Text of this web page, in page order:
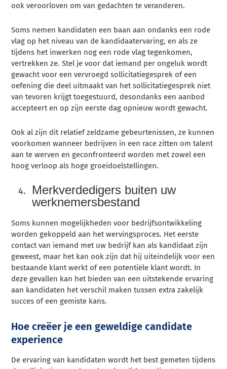
ook veroorloven om van gedachten te veranderen.
Soms nemen kandidaten een baan aan ondanks een rode
vlag op het niveau van de kandidaatervaring, en als ze
tijdens het inwerken nog een rode vlag tegenkomen,
vertrekken ze. Stel je voor dat iemand per ongeluk wordt
gewacht voor een vervroegd sollicitatiegesprek of een
oefening die deel uitmaakt van het sollicitatiegesprek niet
van tevoren krijgt toegestuurd, desondanks een aanbod
accepteert en op zijn eerste dag opnieuw wordt gewacht.
Ook al zijn dit relatief zeldzame gebeurtenissen, ze kunnen
voorkomen wanneer bedrijven in een race zitten om talent
aan te werven en geconfronteerd worden met zowel een
hoog verloop als hoge groeidoelstellingen.
Merkverdedigers buiten uw
werknemersbestand
Soms kunnen mogelijkheden voor bedrijfsontwikkeling
worden gekoppeld aan het wervingsproces. Het eerste
contact van iemand met uw bedrijf kan als kandidaat zijn
geweest, maar het kan ook zijn dat hij uiteindelijk voor een
bestaande klant werkt of een potentiële klant wordt. In
deze gevallen kan het bieden van een uitstekende ervaring
aan kandidaten het verschil maken tussen extra zakelijk
succes of een gemiste kans.
Hoe creëer je een geweldige candidate
experience
De ervaring van kandidaten wordt het best gemeten tijdens